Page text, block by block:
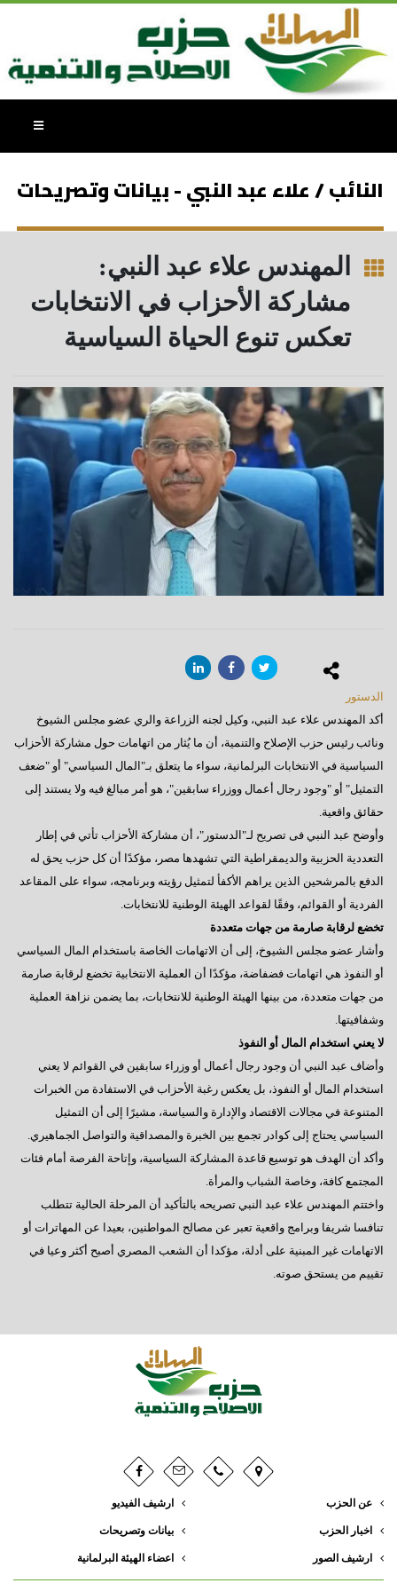
النائب / علاء عبد النبي - بيانات وتصريحات
المهندس علاء عبد النبي:
مشاركة الأحزاب في الانتخابات
تعكس تنوع الحياة السياسية
الدستور
أكد المهندس علاء عبد النبي، وكيل لجنه الزراعة والري عضو مجلس الشيوخ
ونائب رئيس حزب الإصلاح والتنمية، أن ما يُثار من اتهامات حول مشاركة الأحزاب
السياسية في الانتخابات البرلمانية، سواء ما يتعلق بـ"المال السياسي" أو "ضعف
التمثيل" أو "وجود رجال أعمال ووزراء سابقين"، هو أمر مبالغ فيه ولا يستند إلى
حقائق واقعية.
وأوضح عبد النبي فى تصريح لـ"الدستور"، أن مشاركة الأحزاب تأتي في إطار
التعددية الحزبية والديمقراطية التي تشهدها مصر، مؤكدًا أن كل حزب يحق له
الدفع بالمرشحين الذين يراهم الأكفأ لتمثيل رؤيته وبرنامجه، سواء على المقاعد
الفردية أو القوائم، وفقًا لقواعد الهيئة الوطنية للانتخابات.
تخضع لرقابة صارمة من جهات متعددة
وأشار عضو مجلس الشيوخ، إلى أن الاتهامات الخاصة باستخدام المال السياسي
أو النفوذ هي اتهامات فضفاضة، مؤكدًا أن العملية الانتخابية تخضع لرقابة صارمة
من جهات متعددة، من بينها الهيئة الوطنية للانتخابات، بما يضمن نزاهة العملية
وشفافيتها.
لا يعني استخدام المال أو النفوذ
وأضاف عبد النبي أن وجود رجال أعمال أو وزراء سابقين في القوائم لا يعني
استخدام المال أو النفوذ، بل يعكس رغبة الأحزاب في الاستفادة من الخبرات
المتنوعة في مجالات الاقتصاد والإدارة والسياسة، مشيرًا إلى أن التمثيل
السياسي يحتاج إلى كوادر تجمع بين الخبرة والمصداقية والتواصل الجماهيري.
وأكد أن الهدف هو توسيع قاعدة المشاركة السياسية، وإتاحة الفرصة أمام فئات
المجتمع كافة، وخاصة الشباب والمرأة.
واختتم المهندس علاء عبد النبي تصريحه بالتأكيد أن المرحلة الحالية تتطلب
تنافسا شريفا وبرامج واقعية تعبر عن مصالح المواطنين، بعيدا عن المهاترات أو
الاتهامات غير المبنية على أدلة، مؤكدا أن الشعب المصري أصبح أكثر وعيا في
تقييم من يستحق صوته.
عن الحزب
اخبار الحزب
ارشيف الصور
ارشيف الفيديو
بيانات وتصريحات
اعضاء الهيئة البرلمانية